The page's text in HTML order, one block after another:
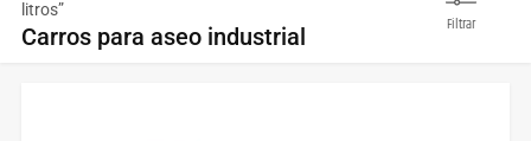
litros”
Carros para aseo industrial Filtrar